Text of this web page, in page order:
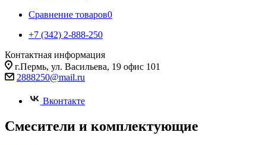
Сравнение товаров0
+7 (342) 2-888-250
Контактная информация
г.Пермь, ул. Васильева, 19 офис 101
2888250@mail.ru
Вконтакте
Смесители и комплектующие